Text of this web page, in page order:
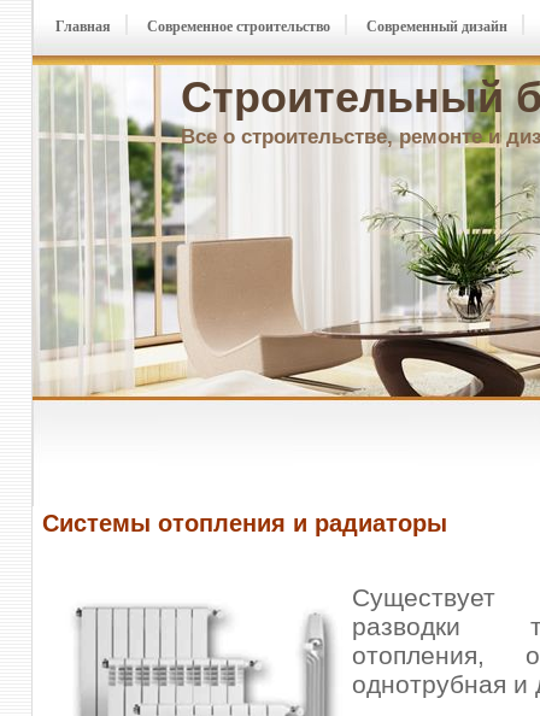
Строительный
Все о строительстве, ремонте и
Главная Современное строительство Современный дизайн
Системы отопления и радиаторы
разводки
отопления,
однотрубная и